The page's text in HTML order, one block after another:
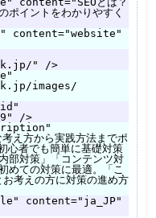
ポイントをわかりやすく
content="website"
" />
images/
/>
え方から実践方法までポ
心者でも簡単に基礎対策
部対策」「コンテンツ対
めての対策に最適。「こ
考えの方に対策の進め方
content="ja_JP"